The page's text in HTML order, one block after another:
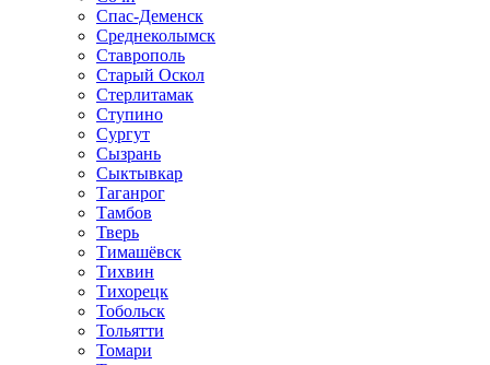
Спас-Деменск
Среднеколымск
Ставрополь
Старый Оскол
Стерлитамак
Ступино
Сургут
Сызрань
Сыктывкар
Таганрог
Тамбов
Тверь
Тимашёвск
Тихвин
Тихорецк
Тобольск
Тольятти
Томари